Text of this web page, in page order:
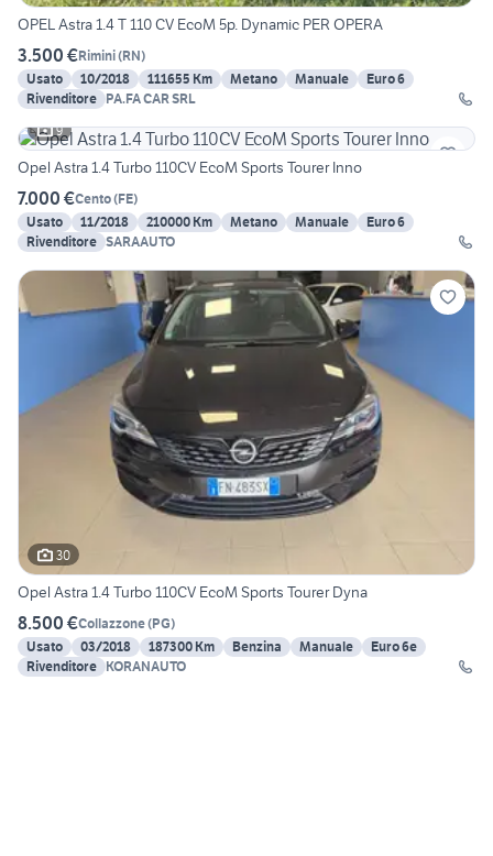
OPEL Astra 1.4 T 110 CV EcoM 5p. Dynamic PER OPERA
3.500 €Rimini(RN)
Usato
10/2018 111655 Km Metano Manuale
Euro 6
Rivenditore PA.FA CAR SRL
9
Opel Astra 1.4 Turbo 110CV EcoM Sports Tourer Inno
7.000 €Cento(FE)
Usato
11/2018 210000 Km Metano Manuale
Euro 6
Rivenditore SARAAUTO
30
Opel Astra 1.4 Turbo 110CV EcoM Sports Tourer Dyna
8.500 €Collazzone(PG)
Usato
03/2018 187300 Km Benzina Manuale
Euro 6e
Rivenditore KORANAUTO